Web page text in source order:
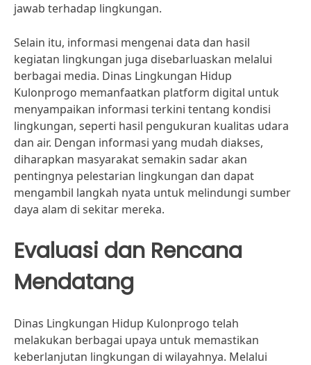
jawab terhadap lingkungan.
Selain itu, informasi mengenai data dan hasil
kegiatan lingkungan juga disebarluaskan melalui
berbagai media. Dinas Lingkungan Hidup
Kulonprogo memanfaatkan platform digital untuk
menyampaikan informasi terkini tentang kondisi
lingkungan, seperti hasil pengukuran kualitas udara
dan air. Dengan informasi yang mudah diakses,
diharapkan masyarakat semakin sadar akan
pentingnya pelestarian lingkungan dan dapat
mengambil langkah nyata untuk melindungi sumber
daya alam di sekitar mereka.
Evaluasi dan Rencana
Mendatang
Dinas Lingkungan Hidup Kulonprogo telah
melakukan berbagai upaya untuk memastikan
keberlanjutan lingkungan di wilayahnya. Melalui